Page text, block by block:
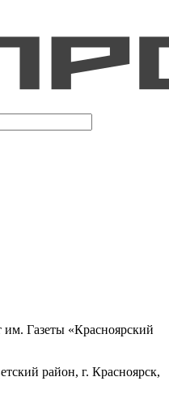
им. Газеты «Красноярский
район, г. Красноярск,